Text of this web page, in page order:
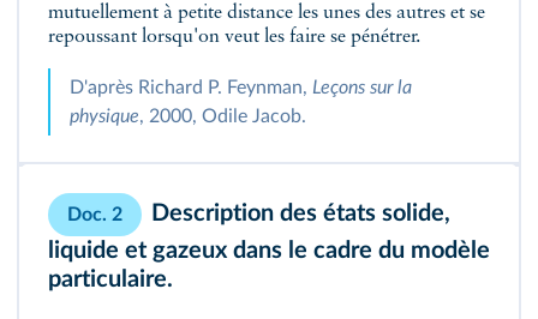
mutuellement à petite distance les unes des autres et se
repoussant lorsqu'on veut les faire se pénétrer.
D'après Richard P. Feynman, Leçons sur la
physique, 2000, Odile Jacob.
Doc. 2
Description des états solide,
liquide et gazeux dans le cadre du modèle
particulaire.